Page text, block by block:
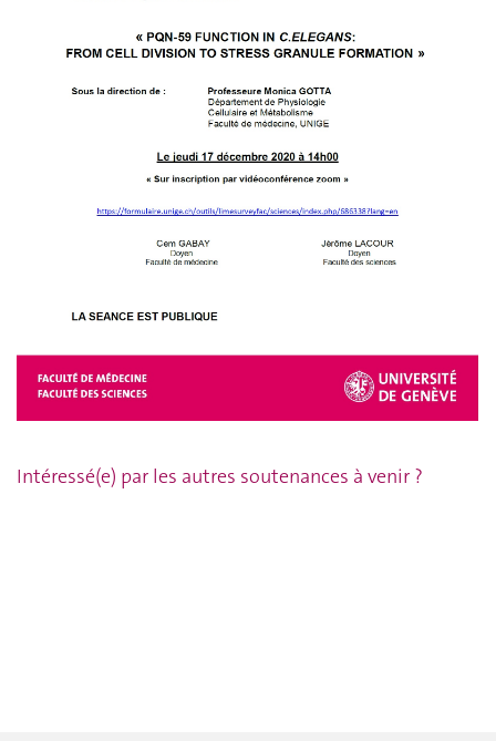
Intéressé(e) par les autres soutenances à venir ?